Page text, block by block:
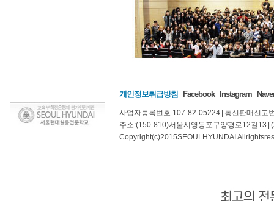
개인정보취급방침 Facebook Instagram
사업자등록번호: 107-82-05224 통신판매신고
주소: (150-810) 서울시 영등포구 양평로 12길 13
Copyright(c) 2015 SEOUL HYUNDAI. All rights